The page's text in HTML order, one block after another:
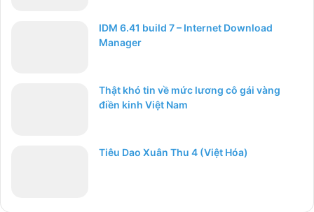
IDM 6.41 build 7 – Internet Download
Manager
Thật khó tin về mức lương cô gái vàng
điền kinh Việt Nam
Tiêu Dao Xuân Thu 4 (Việt Hóa)